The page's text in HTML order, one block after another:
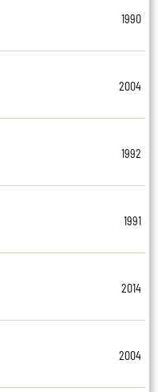
1990
2004
1992
1991
2014
2004